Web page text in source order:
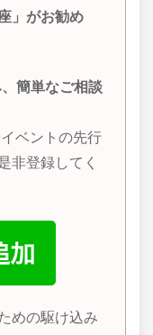
」がお勧め
簡単なご相談
ベントの先行
非登録してく
めの駆け込み